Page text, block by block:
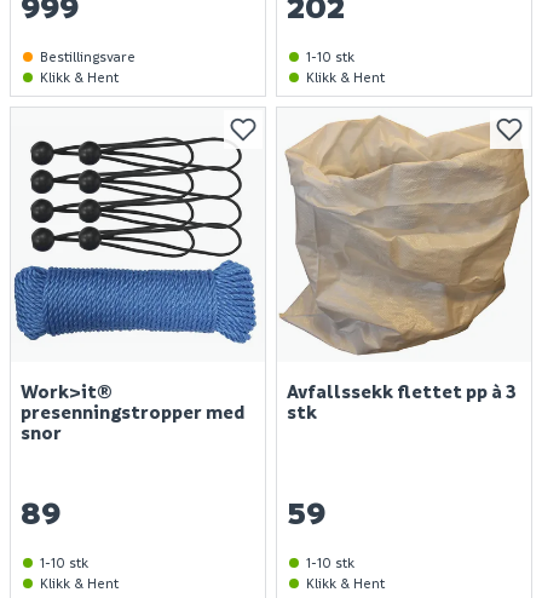
Bestillingsvare
Klikk & Hent
1-10 stk
Klikk & Hent
Work>it®
presenningstropper med
snor
89
1-10 stk
Klikk & Hent
Avfallssekk flettet pp à 3
stk
59
1-10 stk
Klikk & Hent